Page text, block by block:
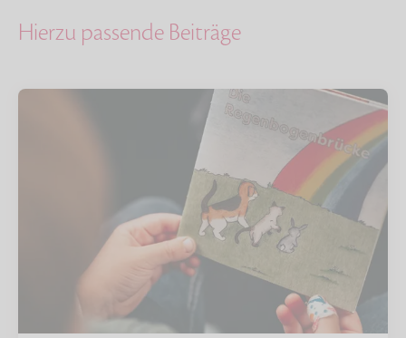
Hierzu passende Beiträge